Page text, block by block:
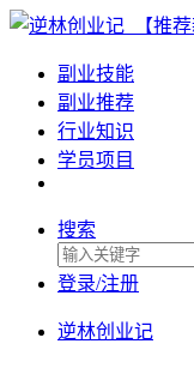
副业技能
副业推荐
行业知识
学员项目
搜索
登录/注册
逆林创业记